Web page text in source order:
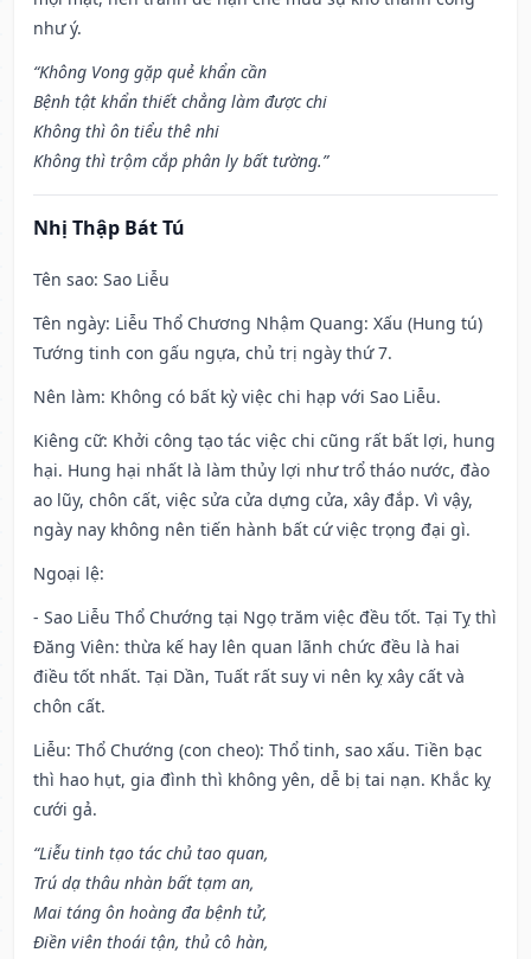
như ý.
“Không Vong gặp quẻ khẩn cần
Bệnh tật khẩn thiết chẳng làm được chi
Không thì ôn tiểu thê nhi
Không thì trộm cắp phân ly bất tường.”
Nhị Thập Bát Tú
Tên sao: Sao Liễu
Tên ngày: Liễu Thổ Chương Nhậm Quang: Xấu (Hung tú)
Tướng tinh con gấu ngựa, chủ trị ngày thứ 7.
Nên làm: Không có bất kỳ việc chi hạp với Sao Liễu.
Kiêng cữ: Khởi công tạo tác việc chi cũng rất bất lợi, hung
hại. Hung hại nhất là làm thủy lợi như trổ tháo nước, đào
ao lũy, chôn cất, việc sửa cửa dựng cửa, xây đắp. Vì vậy,
ngày nay không nên tiến hành bất cứ việc trọng đại gì.
Ngoại lệ:
- Sao Liễu Thổ Chướng tại Ngọ trăm việc đều tốt. Tại Tỵ thì
Đăng Viên: thừa kế hay lên quan lãnh chức đều là hai
điều tốt nhất. Tại Dần, Tuất rất suy vi nên kỵ xây cất và
chôn cất.
Liễu: Thổ Chướng (con cheo): Thổ tinh, sao xấu. Tiền bạc
thì hao hụt, gia đình thì không yên, dễ bị tai nạn. Khắc kỵ
cưới gả.
“Liễu tinh tạo tác chủ tao quan,
Trú dạ thâu nhàn bất tạm an,
Mai táng ôn hoàng đa bệnh tử,
Điền viên thoái tận, thủ cô hàn,